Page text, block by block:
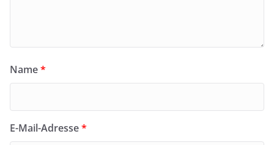
Name*
E-Mail-Adresse*